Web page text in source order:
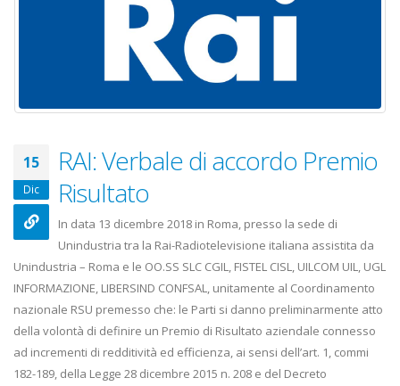
15
Dic
RAI: Verbale di accordo Premio
Risultato
In data 13 dicembre 2018 in Roma, presso la sede di
Unindustria tra la Rai-Radiotelevisione italiana assistita da
Unindustria – Roma e le OO.SS SLC CGIL, FISTEL CISL, UILCOM UIL, UGL
INFORMAZIONE, LIBERSIND CONFSAL, unitamente al Coordinamento
nazionale RSU premesso che: le Parti si danno preliminarmente atto
della volontà di definire un Premio di Risultato aziendale connesso
ad incrementi di redditività ed efficienza, ai sensi dell’art. 1, commi
182-189, della Legge 28 dicembre 2015 n. 208 e del Decreto